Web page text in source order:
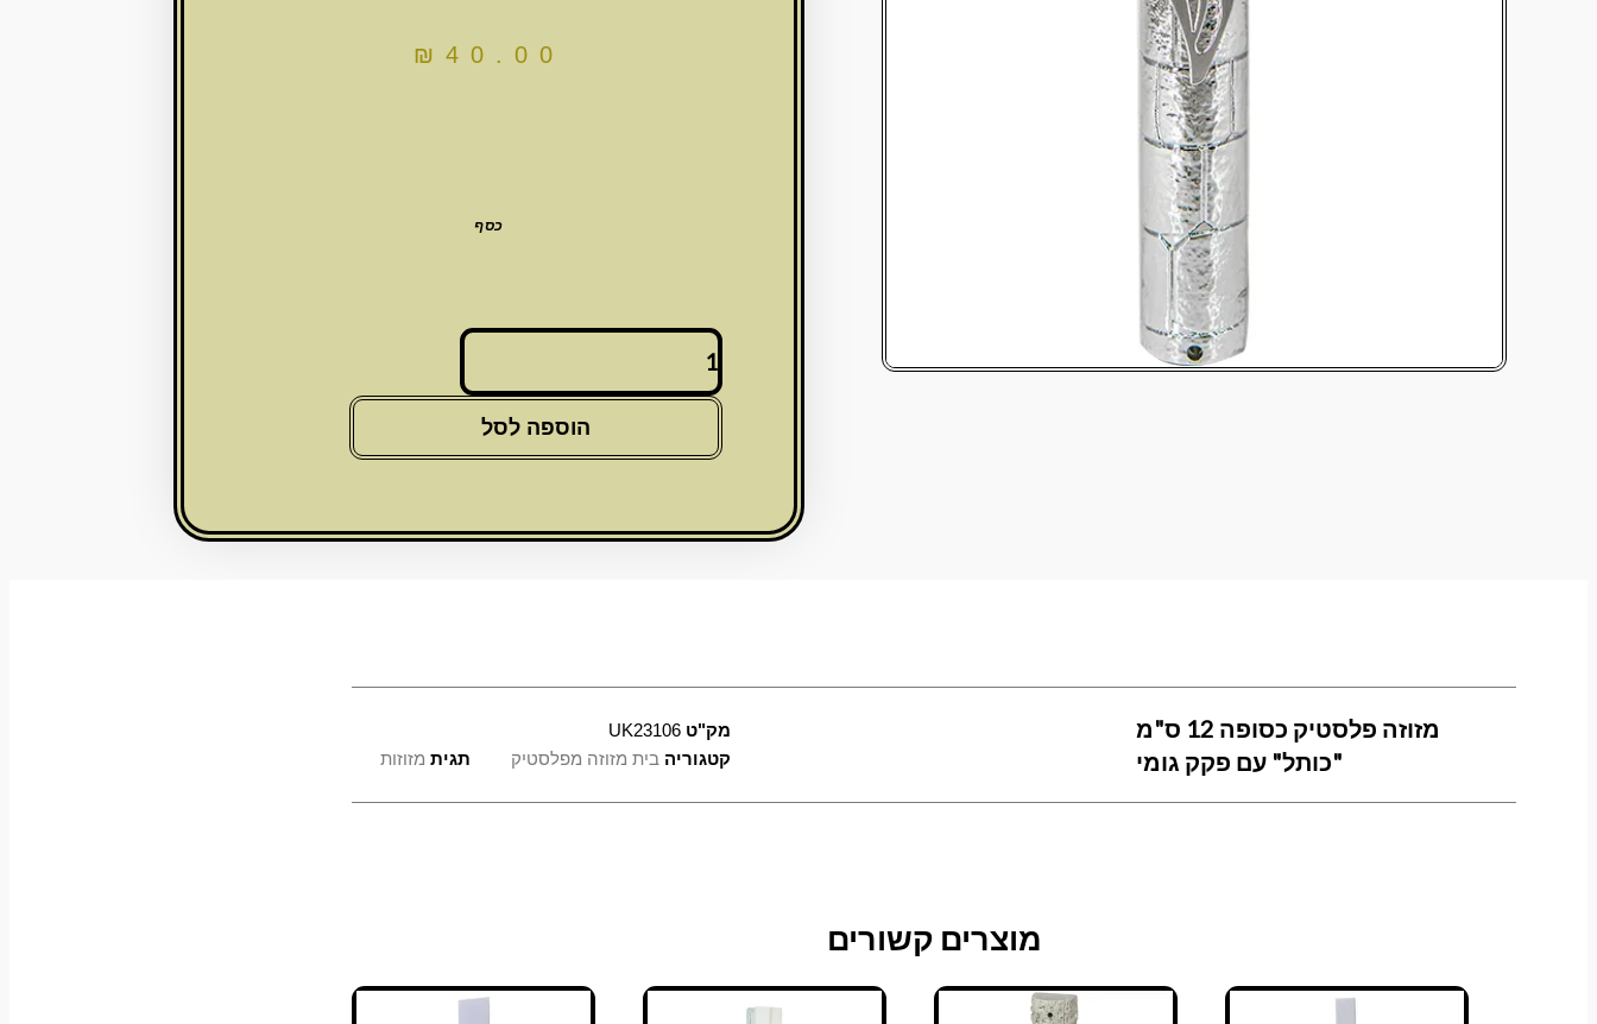
₪ 40.00
כסף
כמות
של
מזוזה
כסופה
"כותל"
הוספה לסל
מזוזה פלסטיק כסופה 12 ס"מ
"כותל" עם פקק גומי
מק"ט UK23106
קטגוריה בית מזוזה מפלסטיק תגית מזוזות
מוצרים קשורים